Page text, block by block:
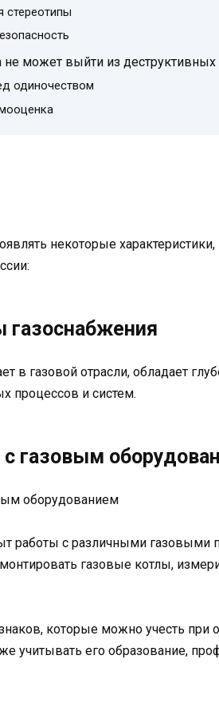
стереотипы
может выйти из
одиночеством
некоторые
газоснабжения
в газовой отрасли, обладает
процессов и систем.
газовым
работы с различными газовыми
газовые котлы,
которые можно учесть при
учитывать его образование,